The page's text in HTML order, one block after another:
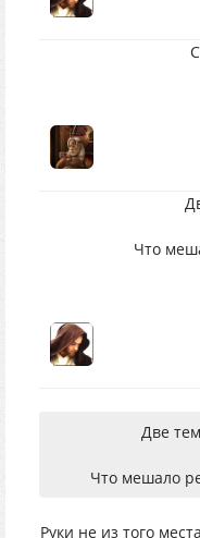
Что
Две
Что мешало
Руки не из того